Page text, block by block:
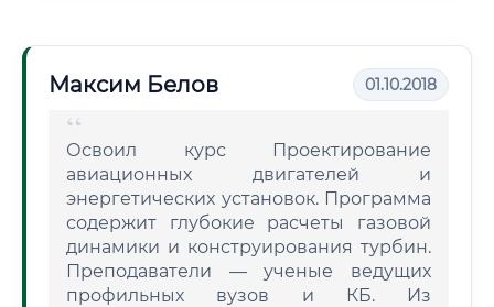
Максим Белов 01.10.2018
Освоил курс Проектирование
авиационных двигателей и
энергетических установок. Программа
содержит глубокие расчеты газовой
динамики и конструирования турбин.
Преподаватели — ученые ведущих
профильных вузов и КБ. Из